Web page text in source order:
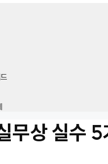
무상 실수 5